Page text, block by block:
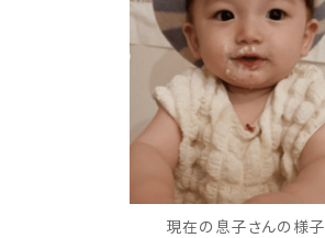
現在の息子さんの様子